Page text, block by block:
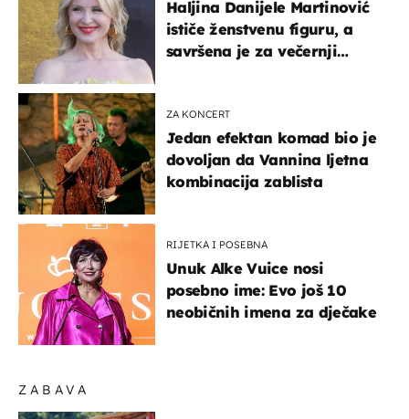
ZABAVA
Haljina Danijele Martinović
ističe ženstvenu figuru, a
savršena je za večernji
ZA KONCERT
Jedan efektan komad bio je
dovoljan da Vannina ljetna
kombinacija zablista
RIJETKA I POSEBNA
Unuk Alke Vuice nosi
posebno ime: Evo još 10
neobičnih imena za dječake